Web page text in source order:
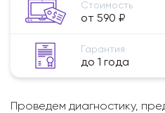
Стоимость
от 590 ₽
Гарантия
до 1 года
Проведем диагностику,